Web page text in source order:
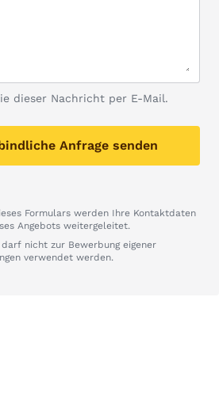
dieser Nachricht per E-Mail.
Anfrage senden
Formulars werden Ihre Kontaktdaten
Angebots weitergeleitet.
nicht zur Bewerbung eigener
verwendet werden.